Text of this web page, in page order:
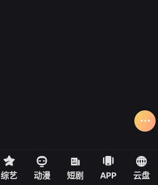
综艺 动漫 短剧 APP 云盘